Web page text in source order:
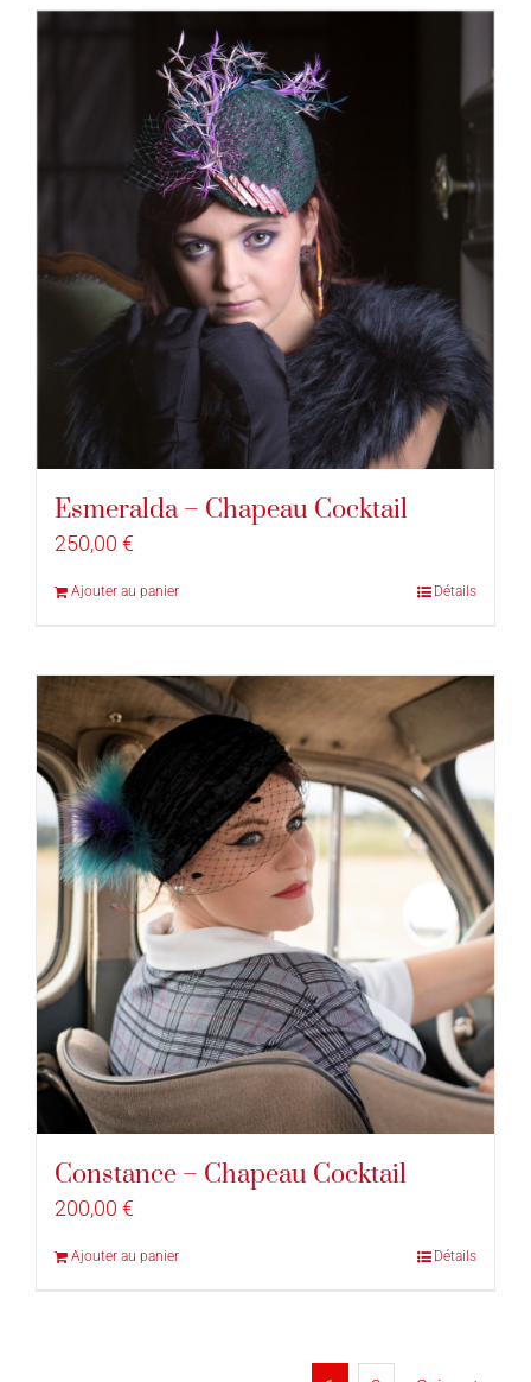
Esmeralda – Chapeau Cocktail
250,00 €
Ajouter au panier Détails
Constance – Chapeau Cocktail
200,00 €
Ajouter au panier Détails